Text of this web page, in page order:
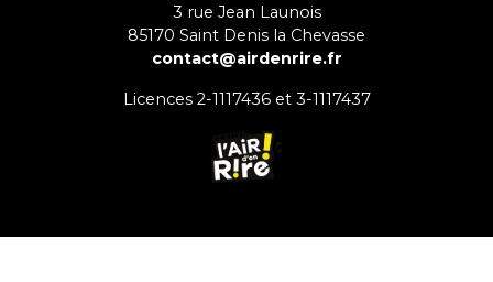
3 rue Jean Launois
85170 Saint Denis la Chevasse
contact@airdenrire.fr
Licences 2-1117436 et 3-1117437